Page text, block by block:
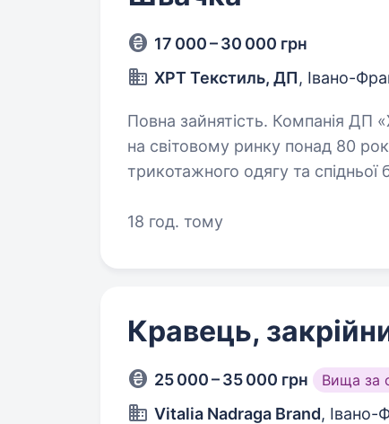
17 000 – 30 000 грн
ХРТ Текстиль, ДП, Івано-
Повна зайнятість. Компанія ДП «ХРТ Текстиль», яка знаходиться
на світовому ринку понад 80
трикотажного одягу та
18 год. тому
Кравець,
25 000 – 35 000 грн Вища за
Vitalia Nadraga Brand, Івано-